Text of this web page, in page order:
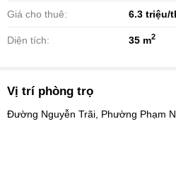
Giá cho thuê: 6.3 triệu/
Diện tích: 35 m2
Vị trí phòng trọ
Đường Nguyễn Trãi, Phường Phạm